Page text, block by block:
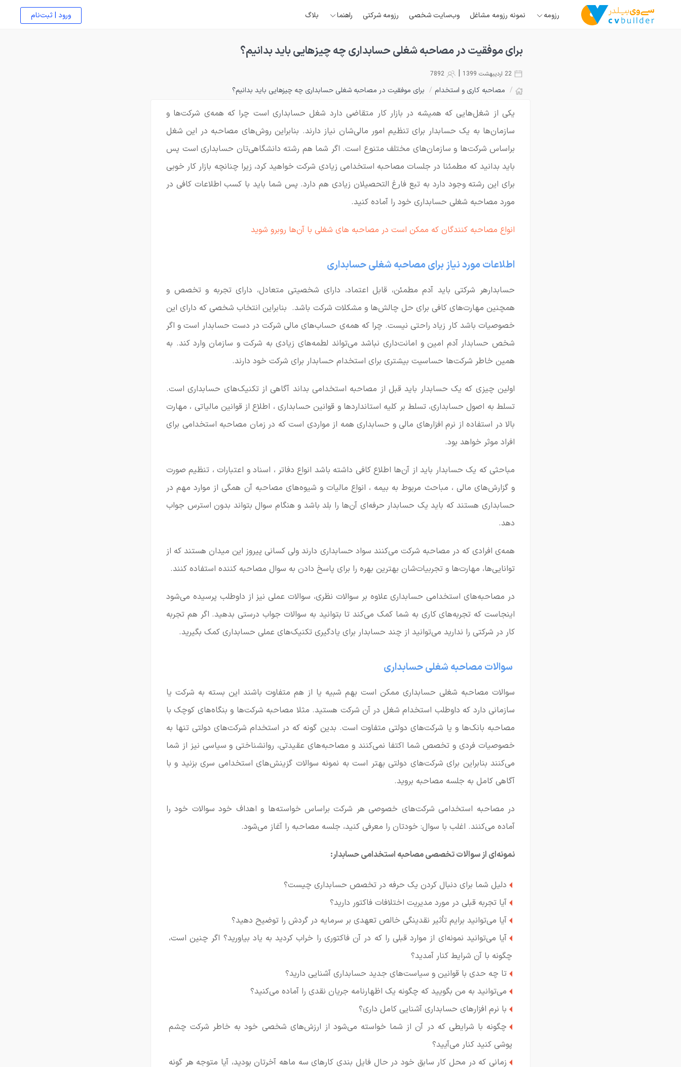
رزومه نمونه رزومه مشاغل وب‌سایت شخصی رزومه شرکتی راهنما بلاگ ورود | ثبت‌نام
برای موفقیت در مصاحبه شغلی حسابداری چه چیزهایی باید بدانیم؟
|
/ مصاحبه کاری و استخدام / برای موفقیت در مصاحبه شغلی حسابداری چه چیزهایی باید بدانیم؟
یکی از شغل‌هایی که همیشه در بازار کار متقاضی دارد شغل حسابداری است چرا که همه‌ی شرکت‌ها و
سازمان‌ها به یک حسابدار برای تنظیم امور مالی‌شان نیاز دارند. بنابراین روش‌های مصاحبه در این شغل
براساس شرکت‌ها و سازمان‌های مختلف متنوع است. اگر شما هم رشته دانشگاهی‌تان حسابداری است پس
باید بدانید که مطمئنا در جلسات مصاحبه استخدامی زیادی شرکت خواهید کرد، زیرا چنانچه بازار کار خوبی
برای این رشته وجود دارد به تبع فارغ التحصیلان زیادی هم دارد. پس شما باید با کسب اطلاعات کافی در
مورد مصاحبه شغلی حسابداری خود را آماده کنید.
انواع مصاحبه کنندگان که ممکن است در مصاحبه های شغلی با آن‌ها روبرو شوید
اطلاعات مورد نیاز برای مصاحبه شغلی حسابداری
حسابدارهر شرکتی باید آدم مطمئن، قابل اعتماد، دارای شخصیتی متعادل، دارای تجربه و تخصص و
همچنین مهارت‌های کافی برای حل چالش‌ها و مشکلات شرکت باشد. بنابراین انتخاب شخصی که دارای این
خصوصیات باشد کار زیاد راحتی نیست. چرا که همه‌ی حساب‌های مالی شرکت در دست حسابدار است و اگر
شخص حسابدار آدم امین و امانت‌داری نباشد می‌تواند لطمه‌های زیادی به شرکت و سازمان وارد کند. به
همین خاطر شرکت‌ها حساسیت بیشتری برای استخدام حسابدار برای شرکت خود دارند.
اولین چیزی که یک حسابدار باید قبل از مصاحبه استخدامی بداند آگاهی از تکنیک‌های حسابداری است.
تسلط به اصول حسابداری، تسلط بر کلیه استانداردها و قوانین حسابداری ، اطلاع از قوانین مالیاتی ، مهارت
بالا در استفاده از نرم افزارهای مالی و حسابداری همه از مواردی است که در زمان مصاحبه استخدامی برای
افراد موثر خواهد بود.
مباحثی که یک حسابدار باید از آن‌ها اطلاع کافی داشته باشد انواع دفاتر ، اسناد و اعتبارات ، تنظیم صورت
و گزارش‌های مالی ، مباحث مربوط به بیمه ، انواع مالیات و شیوه‌های مصاحبه آن همگی از موارد مهم در
حسابداری هستند که باید یک حسابدار حرفه‌ای آن‌ها را بلد باشد و هنگام سوال بتواند بدون استرس جواب
دهد.
همه‌ی افرادی که در مصاحبه شرکت می‌کنند سواد حسابداری دارند ولی کسانی پیروز این میدان هستند که از
توانایی‌ها، مهارت‌ها و تجربیات‌شان بهترین بهره را برای پاسخ دادن به سوال مصاحبه کننده استفاده کنند.
در مصاحبه‌های استخدامی حسابداری علاوه بر سوالات نظری، سوالات عملی نیز از داوطلب پرسیده می‌شود
اینجاست که تجربه‌های کاری به شما کمک می‌کند تا بتوانید به سوالات جواب درستی بدهید. اگر هم تجربه
کار در شرکتی را ندارید می‌توانید از چند حسابدار برای یادگیری تکنیک‌های عملی حسابداری کمک بگیرید.
سوالات مصاحبه شغلی حسابداری
سوالات مصاحبه شغلی حسابداری ممکن است بهم شبیه یا از هم متفاوت باشند این بسته به شرکت یا
سازمانی دارد که داوطلب استخدام شغل در آن شرکت هستید. مثلا مصاحبه شرکت‌ها و بنگاه‌های کوچک با
مصاحبه بانک‌ها و یا شرکت‌های دولتی متفاوت است. بدین گونه که در استخدام شرکت‌های دولتی تنها به
خصوصیات فردی و تخصص شما اکتفا نمی‌کنند و مصاحبه‌های عقیدتی، روانشناختی و سیاسی نیز از شما
می‌کنند بنابراین برای شرکت‌های دولتی بهتر است به نمونه سوالات گزینش‌های استخدامی سری بزنید و با
آگاهی کامل به جلسه مصاحبه بروید.
در مصاحبه استخدامی شرکت‌های خصوصی هر شرکت براساس خواسته‌ها و اهداف خود سوالات خود را
آماده می‌کنند. اغلب با سوال: خودتان را معرفی کنید، جلسه مصاحبه را آغاز می‌شود.
نمونه‌ای از سوالات تخصصی مصاحبه استخدامی حسابدار:
دلیل شما برای دنبال کردن یک حرفه در تخصص حسابداری چیست؟
آیا تجربه قبلی در مورد مدیریت اختلافات فاکتور دارید؟
آیا می‌توانید برایم تأثیر نقدینگی خالص تعهدی بر سرمایه در گردش را توضیح دهید؟
آیا می‌توانید نمونه‌ای از موارد قبلی را که در آن فاکتوری را خراب کردید به یاد بیاورید؟ اگر چنین است،
چگونه با آن شرایط کنار آمدید؟
تا چه حدی با قوانین و سیاست‌های جدید حسابداری آشنایی دارید؟
می‌توانید به من بگویید که چگونه یک اظهارنامه جریان نقدی را آماده می‌کنید؟
با نرم افزارهای حسابداری آشنایی کامل داری؟
چگونه با شرایطی که در آن از شما خواسته می‌شود از ارزش‌های شخصی خود به خاطر شرکت چشم
پوشی کنید کنار می‌آیید؟
زمانی که در محل کار سابق خود در حال فایل بندی کارهای سه ماهه آخرتان بودید، آیا متوجه هر گونه